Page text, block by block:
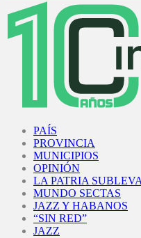
PAÍS
PROVINCIA
MUNICIPIOS
OPINIÓN
LA PATRIA
MUNDO SECTAS
JAZZ Y HABANOS
“SIN RED”
JAZZ